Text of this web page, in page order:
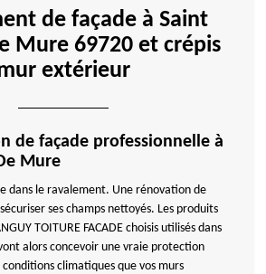
de façade à Saint
Mure 69720 et crépis
extérieur
de façade professionnelle à
Mure
dans le ravalement. Une rénovation de
ses champs nettoyés. Les produits
TOITURE FACADE choisis utilisés dans
alors concevoir une vraie protection
climatiques que vos murs